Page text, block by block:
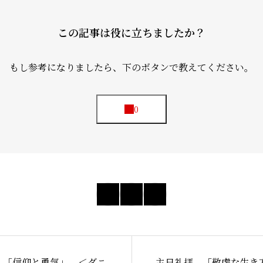
この記事は役に立ちましたか？
もし参考になりましたら、下のボタンで教えてください。